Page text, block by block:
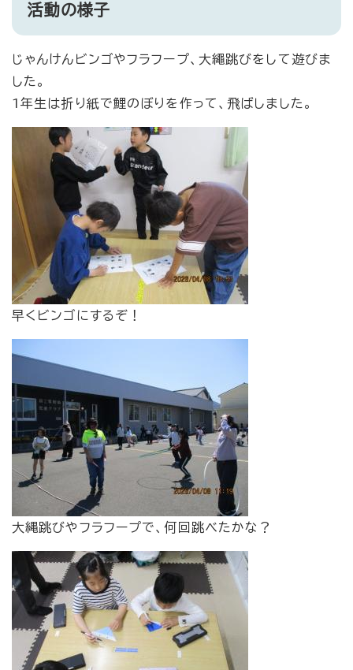
活動の様子
じゃんけんビンゴやフラフープ、大繩跳びをして遊びま
した。
1年生は折り紙で鯉のぼりを作って、飛ばしました。
早くビンゴにするぞ！
大縄跳びやフラフープで、何回跳べたかな？